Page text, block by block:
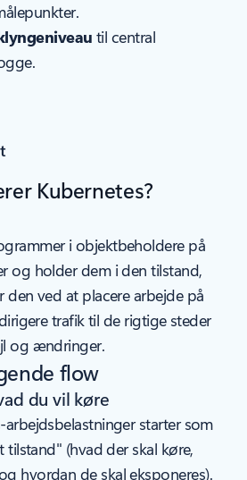
til central
Kubernetes?
i objektbeholdere på
og holder dem i den tilstand,
den ved at placere arbejde på
trafik til de rigtige steder
og ændringer.
flow
du vil køre
arbejdsbelastninger starter som
tilstand" (hvad der skal køre,
hvordan de skal eksponeres).